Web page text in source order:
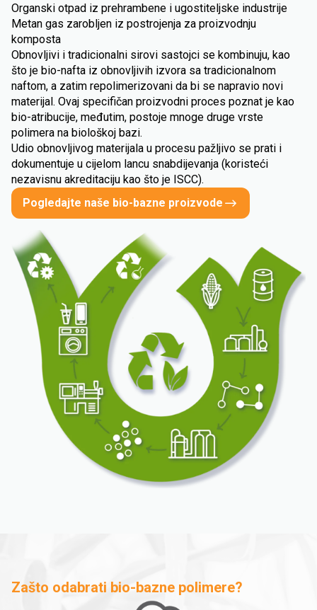
Organski otpad iz prehrambene i ugostiteljske industrije
Metan gas zarobljen iz postrojenja za proizvodnju
komposta
Obnovljivi i tradicionalni sirovi sastojci se kombinuju, kao
što je bio-nafta iz obnovljivih izvora sa tradicionalnom
naftom, a zatim repolimerizovani da bi se napravio novi
materijal. Ovaj specifičan proizvodni proces poznat je kao
bio-atribucije, međutim, postoje mnoge druge vrste
polimera na biološkoj bazi.
Udio obnovljivog materijala u procesu pažljivo se prati i
dokumentuje u cijelom lancu snabdijevanja (koristeći
nezavisnu akreditaciju kao što je ISCC).
Pogledajte naše bio-bazne proizvode
Zašto odabrati bio-bazne polimere?